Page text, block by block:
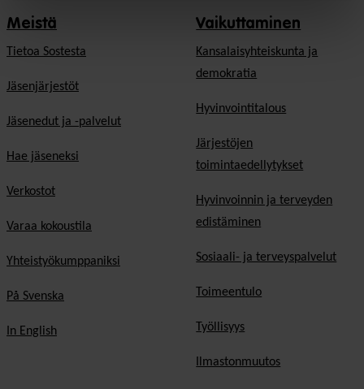
Meistä
Tietoa Sostesta
Jäsenjärjestöt
Jäsenedut ja -palvelut
Hae jäseneksi
Verkostot
Varaa kokoustila
Yhteistyökumppaniksi
På Svenska
In English
Vaikuttaminen
Kansalaisyhteiskunta ja
demokratia
Hyvinvointitalous
Järjestöjen
toimintaedellytykset
Hyvinvoinnin ja terveyden
edistäminen
Sosiaali- ja terveyspalvelut
Toimeentulo
Työllisyys
Ilmastonmuutos